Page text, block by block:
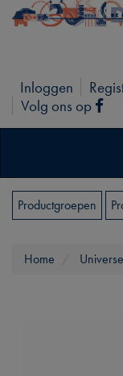
Inloggen
Volg ons op
Productgroepen
Home